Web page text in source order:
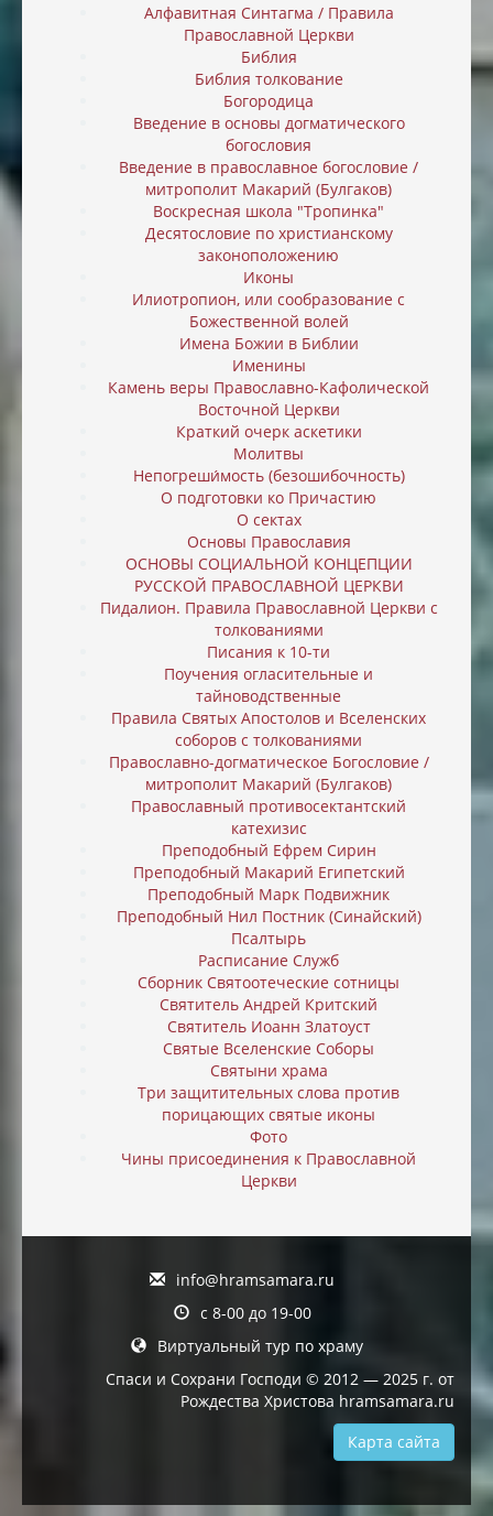
Алфавитная Синтагма / Правила
Православной Церкви
Библия
Библия толкование
Богородица
Введение в основы догматического
богословия
Введение в православное богословие /
митрополит Макарий (Булгаков)
Воскресная школа "Тропинка"
Десятословие по христианскому
законоположению
Иконы
Илиотропион, или cообразование с
Божественной волей
Имена Божии в Библии
Именины
Камень веры Православно-Кафолической
Восточной Церкви
Краткий очерк аскетики
Молитвы
Непогреши́мость (безошибочность)
О подготовки ко Причастию
О сектах
Основы Православия
ОСНОВЫ СОЦИАЛЬНОЙ КОНЦЕПЦИИ
РУССКОЙ ПРАВОСЛАВНОЙ ЦЕРКВИ
Пидалион. Правила Православной Церкви с
толкованиями
Писания к 10-ти
Поучения огласительные и
тайноводственные
Правила Святых Апостолов и Вселенских
соборов с толкованиями
Православно-догматическое Богословие /
митрополит Макарий (Булгаков)
Православный противосектантский
катехизис
Преподобный Ефрем Сирин
Преподобный Макарий Египетский
Преподобный Марк Подвижник
Преподобный Нил Постник (Синайский)
Псалтырь
Расписание Служб
Сборник Святоотеческие сотницы
Святитель Андрей Критский
Святитель Иоанн Златоуст
Святые Вселенские Соборы
Святыни храма
Три защитительных слова против
порицающих святые иконы
Фото
Чины присоединения к Православной
Церкви
info@hramsamara.ru
с 8-00 до 19-00
Виртуальный тур по храму
Спаси и Сохрани Господи © 2012 — 2025 г. от
Рождества Христова hramsamara.ru
Карта сайта